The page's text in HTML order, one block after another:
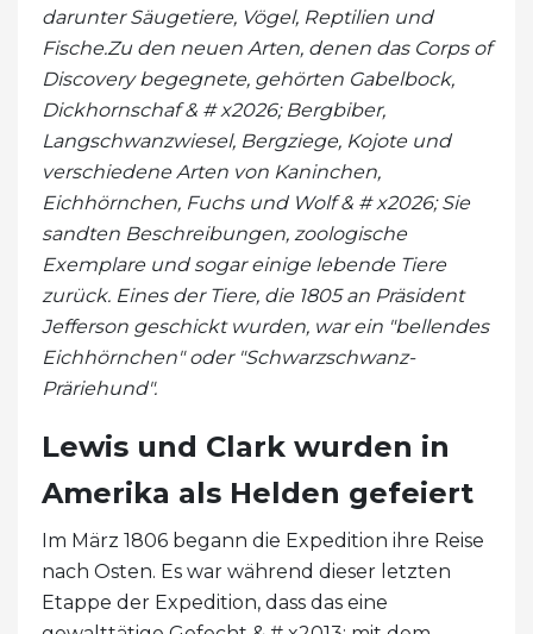
darunter Säugetiere, Vögel, Reptilien und
Fische.Zu den neuen Arten, denen das Corps of
Discovery begegnete, gehörten Gabelbock,
Dickhornschaf & # x2026; Bergbiber,
Langschwanzwiesel, Bergziege, Kojote und
verschiedene Arten von Kaninchen,
Eichhörnchen, Fuchs und Wolf & # x2026; Sie
sandten Beschreibungen, zoologische
Exemplare und sogar einige lebende Tiere
zurück. Eines der Tiere, die 1805 an Präsident
Jefferson geschickt wurden, war ein "bellendes
Eichhörnchen" oder "Schwarzschwanz-
Präriehund".
Lewis und Clark wurden in
Amerika als Helden gefeiert
Im März 1806 begann die Expedition ihre Reise
nach Osten. Es war während dieser letzten
Etappe der Expedition, dass das eine